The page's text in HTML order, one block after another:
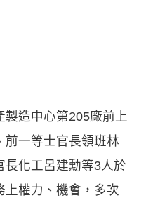
製造中心第205廠前上
前一等士官長領班林
長化工呂建勳等3人於
上權力、機會，多次